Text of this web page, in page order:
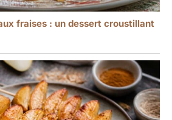
fraises : un dessert croustillant